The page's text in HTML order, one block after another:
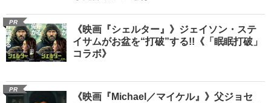
PR
《映画『シェルター』》ジェイソン・ステ
イサムがお盆を“打破”する!!《「眠眠打破」
コラボ》
PR
《映画『Michael／マイケル』》父ジョセ